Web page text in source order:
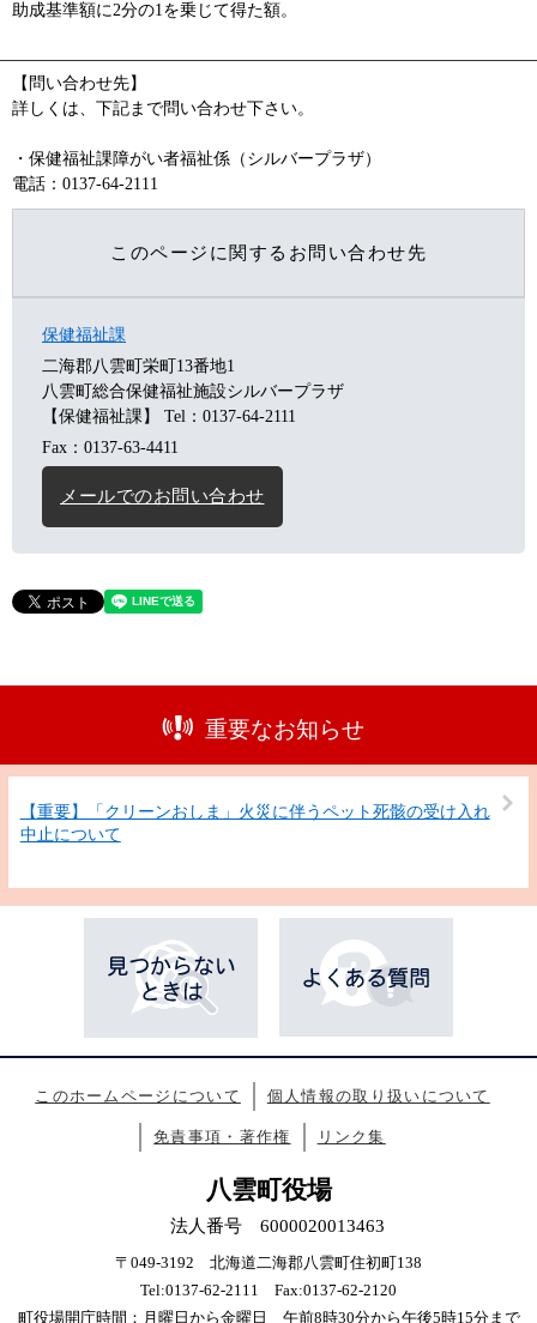
助成基準額に2分の1を乗じて得た額。
【問い合わせ先】
詳しくは、下記まで問い合わせ下さい。
・保健福祉課障がい者福祉係（シルバープラザ）
電話：0137-64-2111
このページに関するお問い合わせ先
保健福祉課
二海郡八雲町栄町13番地1
八雲町総合保健福祉施設シルバープラザ
【保健福祉課】
Tel：0137-64-2111
Fax：0137-63-4411
メールでのお問い合わせ
重要なお知らせ
【重要】「クリーンおしま」火災に伴うペット死骸の受け入れ
中止について
このホームページについて 個人情報の取り扱いについて
免責事項・著作権 リンク集
八雲町役場
法人番号 6000020013463
〒049-3192 北海道二海郡八雲町住初町138
Tel:0137-62-2111 Fax:0137-62-2120
町役場開庁時間：月曜日から金曜日 午前8時30分から午後5時15分まで